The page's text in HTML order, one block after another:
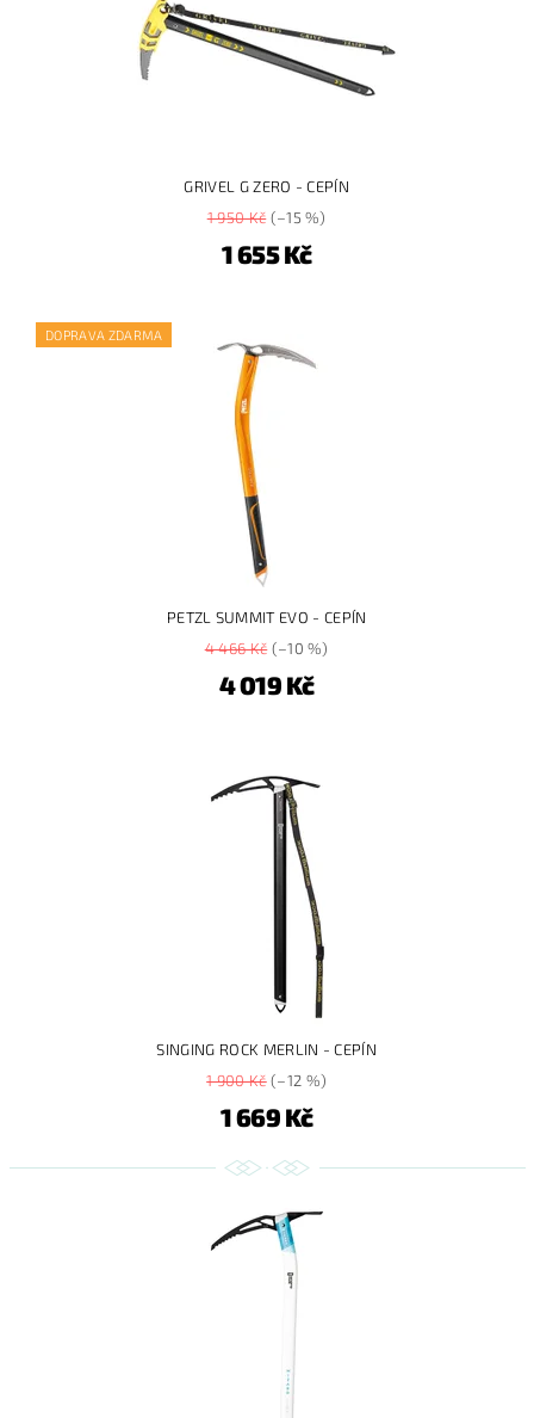
GRIVEL G ZERO - CEPÍN
1 950 Kč(–15 %)
1 655 Kč
DOPRAVA ZDARMA
PETZL SUMMIT EVO - CEPÍN
4 466 Kč(–10 %)
4 019 Kč
SINGING ROCK MERLIN - CEPÍN
1 900 Kč(–12 %)
1 669 Kč